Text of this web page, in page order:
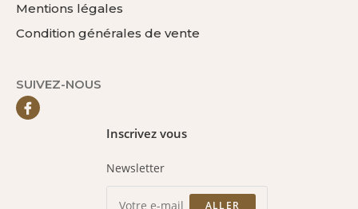
Mentions légales
Condition générales de vente
SUIVEZ-NOUS
Inscrivez vous
Newsletter
ALLER